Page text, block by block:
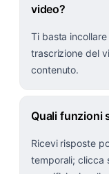
video?
Ti basta incollare
trascrizione del
contenuto.
Quali funzioni
Ricevi risposte
temporali; clicca